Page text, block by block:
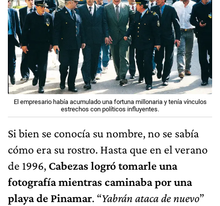
El empresario había acumulado una fortuna millonaria y tenía vínculos
estrechos con políticos influyentes.
Si bien se conocía su nombre, no se sabía
cómo era su rostro. Hasta que en el verano
de 1996, Cabezas logró tomarle una
fotografía mientras caminaba por una
playa de Pinamar. “Yabrán ataca de nuevo”